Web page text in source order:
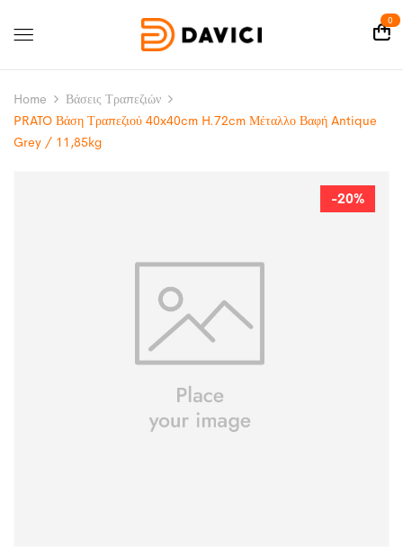
0
Home
Βάσεις Τραπεζιών
PRATO Βάση Τραπεζιού 40x40cm H.72cm Μέταλλο Βαφή Antique
Grey / 11,85kg
-20%